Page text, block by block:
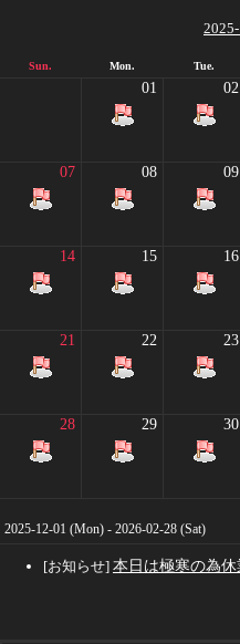
Sun. Mon. Tue.
01 02
07 08 09
14 15 16
21 22 23
28 29 30
2025-12-01 (Mon) - 2026-02-28 (Sat)
[お知らせ] 本日は極寒の為